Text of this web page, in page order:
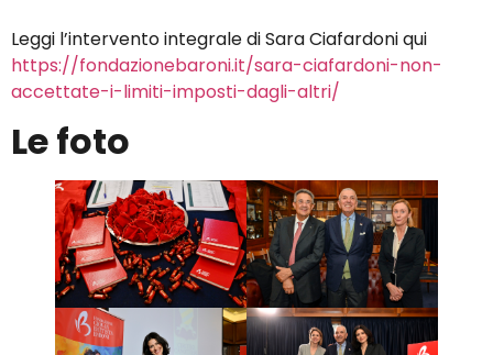
Leggi l’intervento integrale di Sara Ciafardoni qui
https://fondazionebaroni.it/sara-ciafardoni-non-
accettate-i-limiti-imposti-dagli-altri/
Le foto